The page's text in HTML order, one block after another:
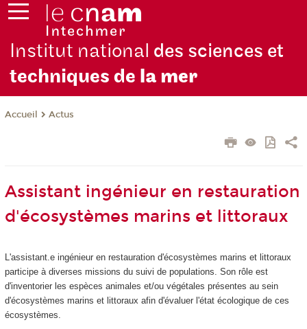
Institut national des sciences et
techniques de la mer
Accueil Actus
Assistant ingénieur en restauration
d'écosystèmes marins et littoraux
L'assistant.e ingénieur en restauration d'écosystèmes marins et littoraux
participe à diverses missions du suivi de populations. Son rôle est
d'inventorier les espèces animales et/ou végétales présentes au sein
d'écosystèmes marins et littoraux afin d'évaluer l'état écologique de ces
écosystèmes.